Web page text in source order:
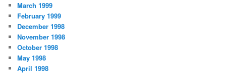
March 1999
February 1999
December 1998
November 1998
October 1998
May 1998
April 1998